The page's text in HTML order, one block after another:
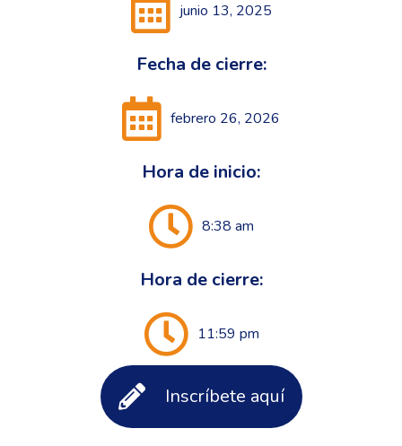
junio 13, 2025
Fecha de cierre:
febrero 26, 2026
Hora de inicio:
8:38 am
Hora de cierre:
11:59 pm
Inscríbete aquí